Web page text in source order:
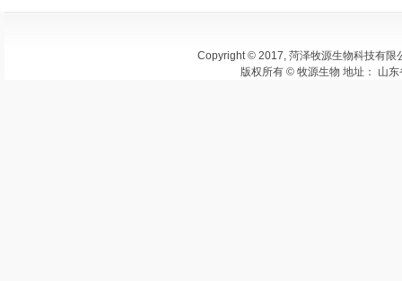
Copyright © 2017, 菏泽牧源生物科技有限
版权所有 © 牧源生物 地址： 山